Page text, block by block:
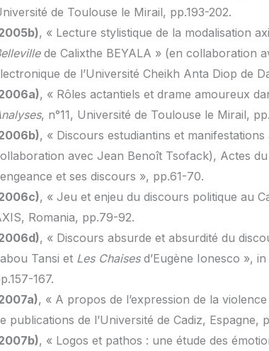
de Toulouse le Mirail, pp.193-202.
, « Lecture stylistique de la modalisation
de Calixthe BEYALA » (en collaboration
de l’Université Cheikh Anta Diop de
, « Rôles actantiels et drame amoureux
, n°11, Université de Toulouse le Mirail,
, « Discours estudiantins et
avec Jean Benoît Tsofack), Actes
et ses discours », pp.61-70.
, « Jeu et enjeu du discours politique au
Romania, pp.79-92.
, « Discours absurde et absurdité du
Tansi et Les Chaisesd’Eugène Ionesco », in
167.
, « A propos de l’expression de la
publications de l’Université de Cadiz, Espagne,
, « Logos et pathos : une étude des